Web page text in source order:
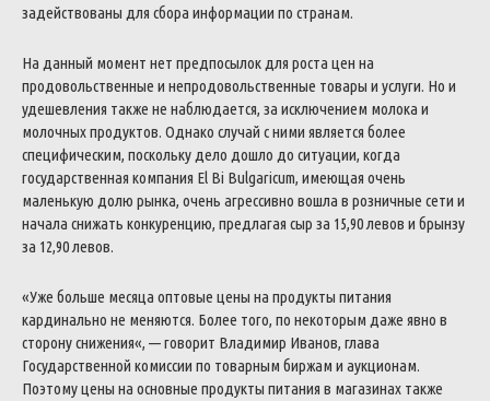
задействованы для сбора информации по странам.
На данный момент нет предпосылок для роста цен на
продовольственные и непродовольственные товары и услуги. Но и
удешевления также не наблюдается, за исключением молока и
молочныхпродуктов. Однако случай сними является более
специфическим, поскольку дело дошло до ситуации, когда
государственная компания El Bi Bulgaricum, имеющая очень
маленькую долю рынка, очень агрессивно вошла в розничные сети и
начала снижать конкуренцию, предлагая сыр за 15,90левов и брынзу
за 12,90левов.
«Уже больше месяца оптовые цены на продукты питания
кардинально не меняются. Более того, по некоторым даже явно в
сторонуснижения«, —говорит Владимир Иванов, глава
Государственной комиссии по товарным биржам и аукционам.
Поэтомуцены на основные продукты питания в магазинах также